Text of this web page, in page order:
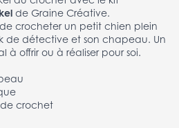
de Graine Créative.
crocheter un petit chien plein
de détective et son chapeau. Un
à offrir ou à réaliser pour soi.
de crochet